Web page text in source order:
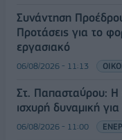
Συνάντηση
Προτάσεις για το
εργασιακό
06/08/2026 - 11:13
Στ. Παπασταύρου: Η
ισχυρή δυναμική
06/08/2026 - 11:00